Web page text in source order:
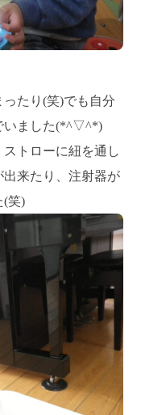
たり(笑)でも自分
いました(*^▽^*)
トローに紐を通し
来たり、注射器が
(笑)